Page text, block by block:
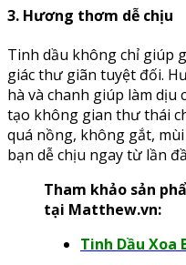
3. Hương thơm dễ chịu
Tinh dầu không chỉ giúp
giác thư giãn tuyệt đối.
hà và chanh giúp làm dịu
tạo không gian thư thái
quá nồng, không gắt,
bạn dễ chịu ngay từ lần
Tham khảo sản
tại Matthew.vn:
Tinh Dầu Xoa